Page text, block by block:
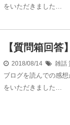
をいただきました…
【質問箱回
2018/08/14 雑話
ブログを読んでの感
をいただきました…